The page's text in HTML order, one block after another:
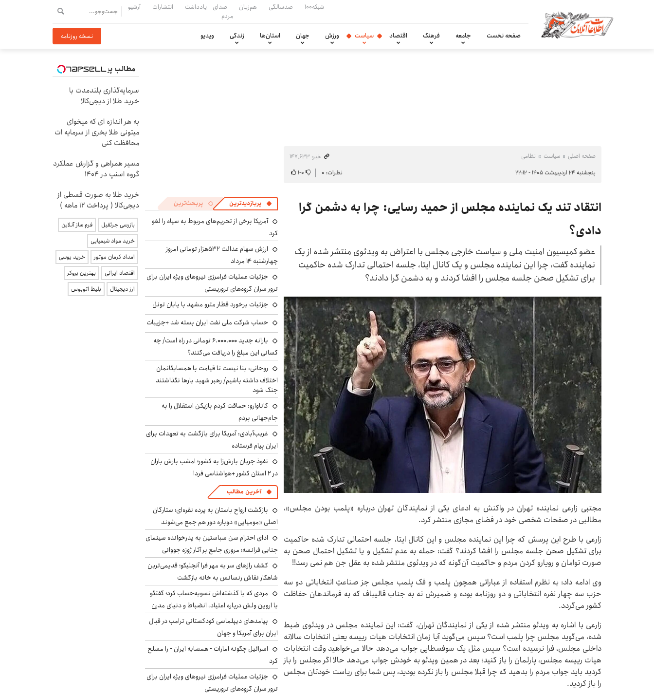
شبکه۱۰۰ صدسالگی هم‌زبان
صدای
مردم
یادداشت انتشارات آرشیو
صفحه نخست جامعه فرهنگ اقتصاد سیاست ورزش جهان استان‌ها زندگی ویدیو نسخه روزنامه
صفحه اصلی سیاست نظامی
خبر: ۱۴۷٬۶۳۳
پنجشنبه ۲۴ اردیبهشت ۱۴۰۵ - ۲۲:۱۲
نظرات: ۰ ۰-۱
انتقاد تند یک نماینده مجلس از حمید رسایی: چرا به دشمن گرا
دادی؟
عضو کمیسیون امنیت ملی و سیاست خارجی مجلس با اعتراض به ویدئوی منتشر شده از یک
نماینده گفت، چرا این نماینده مجلس و یک کانال ایتا، جلسه احتمالی تدارک شده حاکمیت
برای تشکیل صحن جلسه مجلس را افشا کردند و به دشمن گرا دادند؟
مجتبی زارعی نماینده تهران در واکنش به ادعای یکی از نمایندگان تهران درباره «پلمب بودن مجلس»،
مطالبی در صفحات شخصی خود در فضای مجازی منتشر کرد.
زارعی با طرح این پرسش که چرا این نماینده مجلس و این کانال ایتا، جلسه احتمالی تدارک شده حاکمیت
برای تشکیل صحن جلسه مجلس را افشا کردند؟ گفت: حمله به عدم تشکیل و یا تشکیل احتمال صحن به
صورت توامان و رویارو کردن مردم و حاکمیت آن‌گونه که در ویدئوی منتشر شده به عقل جن هم نمی رسد!!
وی ادامه داد: به نظرم استفاده از عباراتی همچون پلمب و فک پلمب مجلس جز صناعتِ انتخاباتی دو سه
حزب سه چهار نفره انتخاباتی و دو روزنامه بوده و ضمیرش نه به جناب قالیباف که به فرماندهان حفاظت
کشور می‌گردد.
زارعی با اشاره به ویدئو منتشر شده از یکی از نمایندگان تهران، گفت: این نماینده مجلس در ویدئوی ضبط
شده، می‌گوید مجلس چرا پلمب است؟ سپس می‌گوید آیا زمان انتخابات هیات رییسه یعنی انتخابات سالانه
داخلی مجلس، فرا نرسیده است؟ سپس مثل یک سوفسطایی جواب می‌دهد حالا می‌خواهید وقت انتخابات
هیات رییسه مجلس، پارلمان را باز کنید؛ بعد در همین ویدئو به خودش جواب می‌دهد حالا اگر مجلس را باز
کردید باید جواب مردم را بدهید که چرا قبلا مجلس را باز نکرده بودید، پس شما برای ریاست خودتان مجلس
را باز کردید.
پربازدیدترین پربحث‌ترین
آمریکا برخی از تحریم‌های مربوط به سپاه را لغو
کرد
ارزش سهام عدالت ۵۳۲هزار تومانی امروز
چهارشنبه ۱۴ مرداد
جزئیات عملیات فرامرزی نیروهای ویژه ایران برای
ترور سران گروه‌های تروریستی
جزئیات برخورد قطار مترو مشهد با پایان تونل
حساب‌ شرکت ملی نفت ایران بسته شد +جزییات
یارانه جدید ۶.۰۰۰.۰۰۰ تومانی در راه است/ چه
کسانی این مبلغ را دریافت می‌کنند؟
روحانی: بنا نیست تا قیامت با همسایگانمان
اختلاف داشته باشیم/ رهبر شهید بارها نگذاشتند
جنگ شود
کاناوارو: حماقت کردم بازیکن استقلال را به
جام‌جهانی بردم
غریب‌آبادی: آمریکا برای بازگشت به تعهدات برای
ایران پیام فرستاده
نفوذ جریان بارش‌زا به کشور؛ امشب بارش باران
در ۲ استان کشور +هواشناسی فردا
آخرین مطالب
بازگشت ارواح باستان به پرده نقره‌ای؛ ستارگان
اصلی «مومیایی» دوباره دور هم جمع می‌شوند
ادای احترام سن سباستین به پدرخوانده سینمای
جنایی فرانسه؛ مروری جامع بر آثار ژوزه جووانی
کشف رازهای سر به مهر فرا آنجلیکو؛ قدیمی‌ترین
شاهکار نقاش رنسانس به خانه بازگشت
مردی که با گذشته‌اش تسویه‌حساب کرد؛ گفتگو
با اروین ولش درباره اعتیاد، انضباط و دنیای مدرن
پیامدهای دیپلماسی کودکستانی ترامپ در قبال
ایران برای آمریکا و جهان
اسرائیل چگونه امارات - همسایه ایران - را مسلح
کرد
جزئیات عملیات فرامرزی نیروهای ویژه ایران برای
ترور سران گروه‌های تروریستی
مطالب پیشنهادی
سرمایه‌گذاری بلندمدت با
خرید طلا از دیجی‌کالا
به هر اندازه ای که میخوای
میتونی طلا بخری از سرمایه ات
محافظت کنی
مسیر همراهی و گزارش عملکرد
گروه اسنپ در ۱۴۰۴
خرید طلا به صورت قسطی از
دیجی‌کالا ( پرداخت 12 ماهه )
بازرسی جرثقیل
فرم ساز آنلاین
خرید مواد شیمیایی
امداد کرمان موتور
خرید یوسی
اقتصاد ایرانی
بهترین بروکر
ارز دیجیتال
بلیط اتوبوس